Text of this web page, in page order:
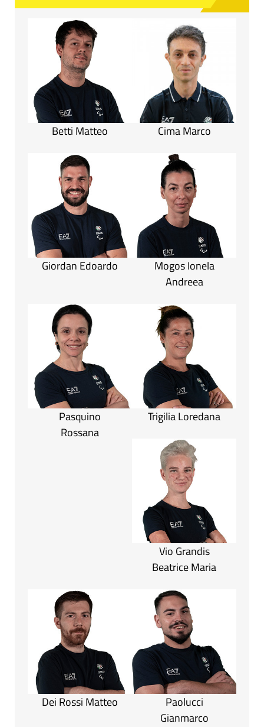
Betti Matteo Cima Marco
Giordan Edoardo
Mogos Ionela
Andreea
Pasquino
Rossana
Trigilia Loredana
Vio Grandis
Beatrice Maria
Dei Rossi Matteo
Paolucci
Gianmarco